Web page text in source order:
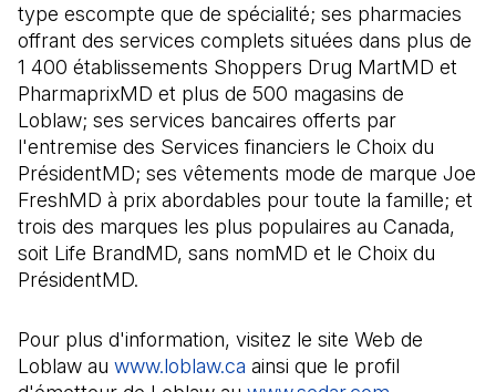
type escompte que de spécialité; ses pharmacies
offrant des services complets situées dans plus de
1 400 établissements Shoppers Drug MartMD et
PharmaprixMD et plus de 500 magasins de
Loblaw; ses services bancaires offerts par
l'entremise des Services financiers le Choix du
PrésidentMD; ses vêtements mode de marque Joe
FreshMD à prix abordables pour toute la famille; et
trois des marques les plus populaires au Canada,
soit Life BrandMD, sans nomMD et le Choix du
PrésidentMD.
Pour plus d'information, visitez le site Web de
Loblaw au www.loblaw.ca (Il s'ouvre dans un nouvel
ainsi que le profil